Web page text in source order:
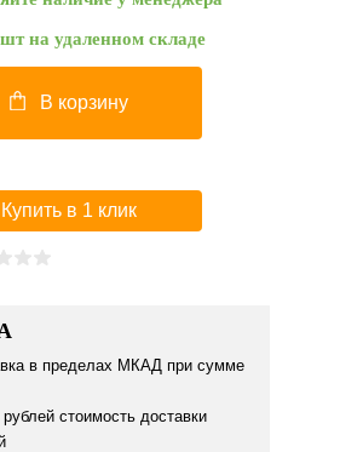
на удаленном складе
В корзину
Купить в 1 клик
в пределах МКАД при сумме
стоимость доставки